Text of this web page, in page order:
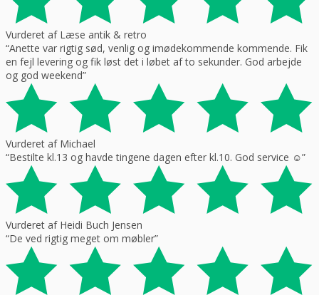
Vurderet af Læse antik & retro
“Anette var rigtig sød, venlig og imødekommende kommende. Fik
en fejl levering og fik løst det i løbet af to sekunder. God arbejde
og god weekend”
Vurderet af Michael
“Bestilte kl.13 og havde tingene dagen efter kl.10. God service ☺”
Vurderet af Heidi Buch Jensen
“De ved rigtig meget om møbler”